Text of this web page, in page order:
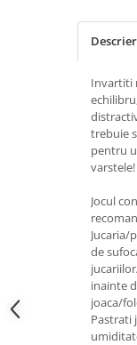
Invartiti
trebuie
pentru
varstele!
Jocul
Jucaria/
de
inainte
joaca/
Pastrati